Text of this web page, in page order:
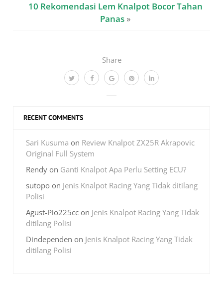
Share
10 Rekomendasi Lem Knalpot Bocor Tahan
Panas »
RECENT COMMENTS
Sari Kusuma on Review Knalpot ZX25R Akrapovic
Original Full System
Rendy on Ganti Knalpot Apa Perlu Setting ECU?
sutopo on Jenis Knalpot Racing Yang Tidak ditilang
Polisi
Agust-Pio225cc on Jenis Knalpot Racing Yang Tidak
ditilang Polisi
Dindependen on Jenis Knalpot Racing Yang Tidak
ditilang Polisi